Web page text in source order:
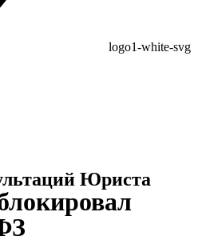
Юриста